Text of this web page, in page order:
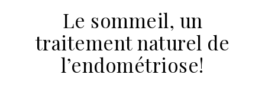
Le sommeil, un
traitement naturel de
l’endométriose!